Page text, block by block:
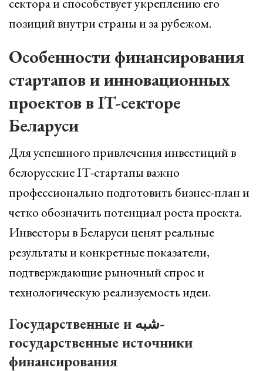
позиций внутри страны и за рубежом.
Особенности финансирования
стартапов и инновационных
проектов в IT-секторе
Беларуси
Для успешного привлечения инвестиций в
белорусские IT-стартапы важно
профессионально подготовить бизнес-план и
четко обозначить потенциал роста проекта.
Инвесторы в Беларуси ценят реальные
результаты и конкретные показатели,
подтверждающие рыночный спрос и
технологическую реализуемость идеи.
Государственные и شبه-
государственные источники
финансирования